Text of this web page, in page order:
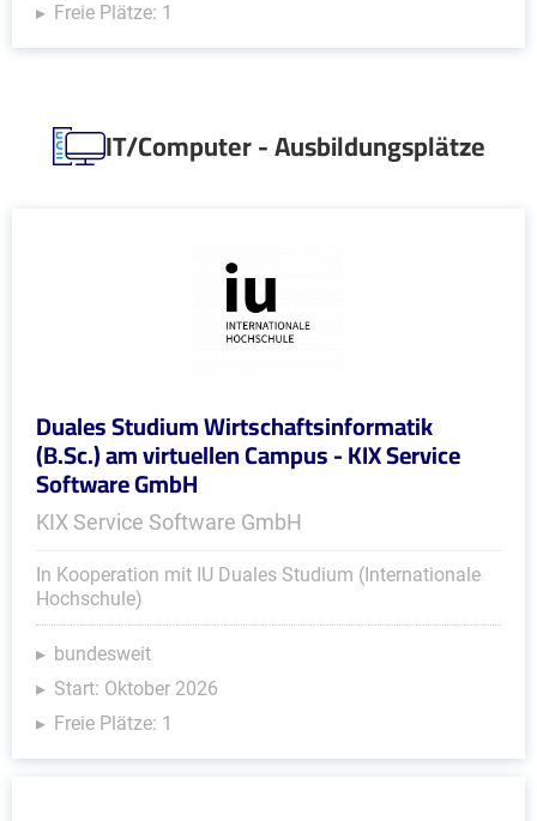
Freie Plätze: 1
IT/Computer - Ausbildungsplätze
Duales Studium Wirtschaftsinformatik
(B.Sc.) am virtuellen Campus - KIX Service
Software GmbH
KIX Service Software GmbH
In Kooperation mit IU Duales Studium (Internationale
Hochschule)
bundesweit
Start: Oktober 2026
Freie Plätze: 1